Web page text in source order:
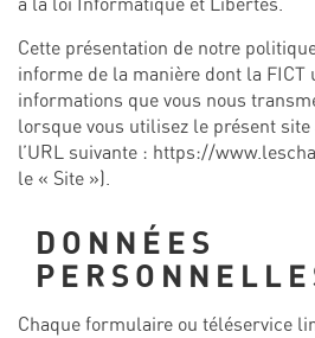
Cette présentation de notre
informe de la manière dont la FICT
informations que vous nous
lorsque vous utilisez le présent
l’URL suivante : https://
le « Site »).
DONNÉES
Chaque formulaire ou téléservice